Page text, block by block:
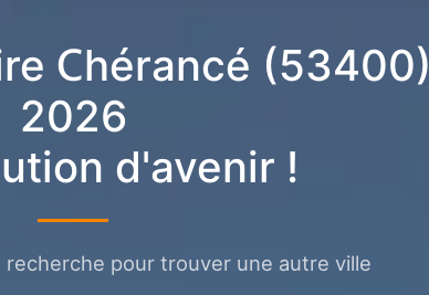
Chérancé (53400)
2026
d'avenir !
pour trouver une autre ville